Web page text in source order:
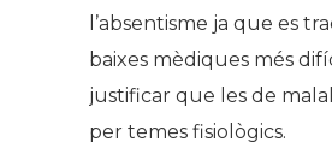
l’absentisme ja que es
baixes mèdiques més
justificar que les de
per temes fisiològics.